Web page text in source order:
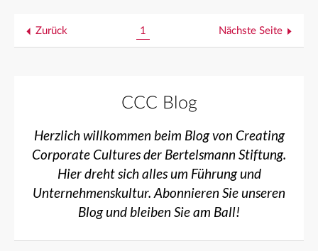
Zurück 1 Nächste Seite
CCC Blog
Herzlich willkommen beim Blog von Creating
Corporate Cultures der Bertelsmann Stiftung.
Hier dreht sich alles um Führung und
Unternehmenskultur. Abonnieren Sie unseren
Blog und bleiben Sie am Ball!